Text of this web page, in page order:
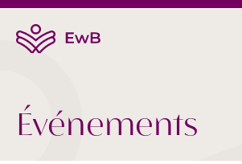
Événements